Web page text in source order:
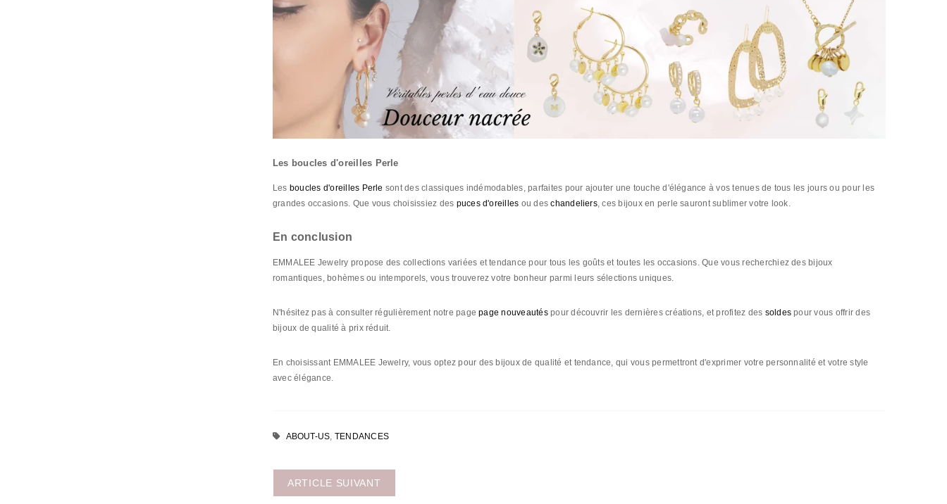
Les boucles d'oreilles Perle
Les boucles d'oreilles Perle sont des classiques indémodables, parfaites pour ajouter une touche d'élégance à vos tenues de tous les jours ou pour les
grandes occasions. Que vous choisissiez des puces d'oreilles ou deschandeliers, ces bijoux en perle sauront sublimer votre look.
En conclusion
EMMALEE Jewelry propose des collections variées et tendance pour tous les goûts et toutes les occasions. Que vous recherchiez des bijoux
romantiques, bohèmes ou intemporels, vous trouverez votre bonheur parmi leurs sélections uniques.
N'hésitez pas à consulter régulièrement notre pagepage nouveautéspour découvrir les dernières créations, et profitez des soldes pour vous offrir des
bijoux de qualité à prix réduit.
En choisissant EMMALEE Jewelry, vous optez pour des bijoux de qualité et tendance, qui vous permettront d'exprimer votre personnalité et votre style
avec élégance.
ABOUT-US TENDANCES
ARTICLE SUIVANT